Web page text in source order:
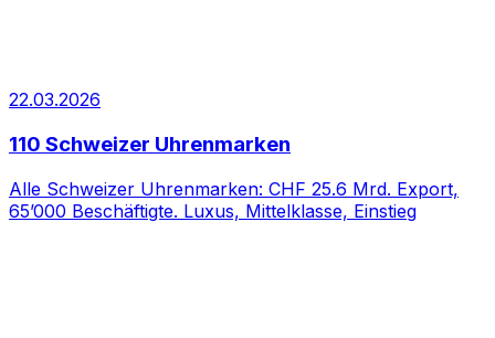
22.03.2026
110 Schweizer Uhrenmarken
Alle Schweizer Uhrenmarken: CHF 25.6 Mrd. Export,
65’000 Beschäftigte. Luxus, Mittelklasse, Einstieg